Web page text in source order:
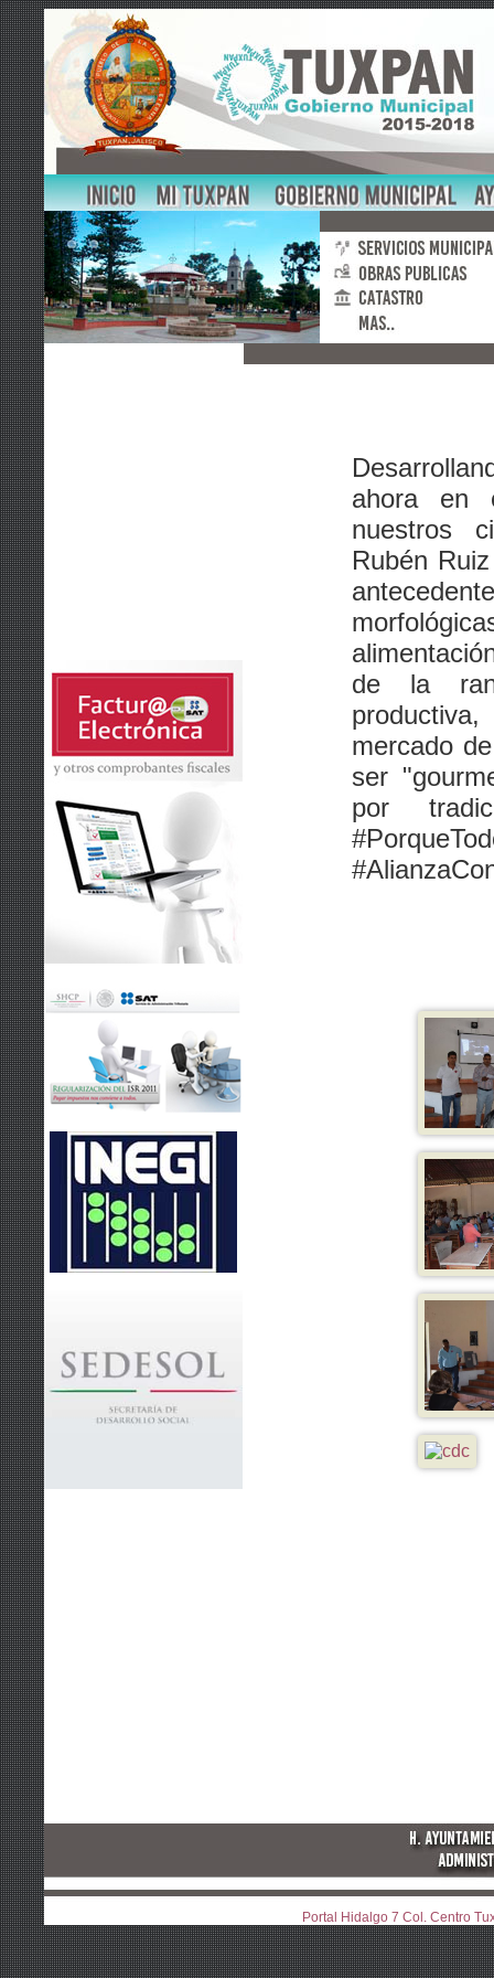
ahora en
nuestros
Rubén
de la
mercado
ser
por
Portal Hidalgo 7 Col. Centro